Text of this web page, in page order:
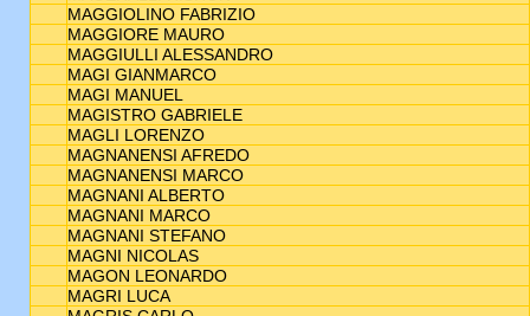
MAGGIOLINO FABRIZIO
MAGGIORE MAURO
MAGGIULLI ALESSANDRO
MAGI GIANMARCO
MAGI MANUEL
MAGISTRO GABRIELE
MAGLI LORENZO
MAGNANENSI AFREDO
MAGNANENSI MARCO
MAGNANI ALBERTO
MAGNANI MARCO
MAGNANI STEFANO
MAGNI NICOLAS
MAGON LEONARDO
MAGRI LUCA